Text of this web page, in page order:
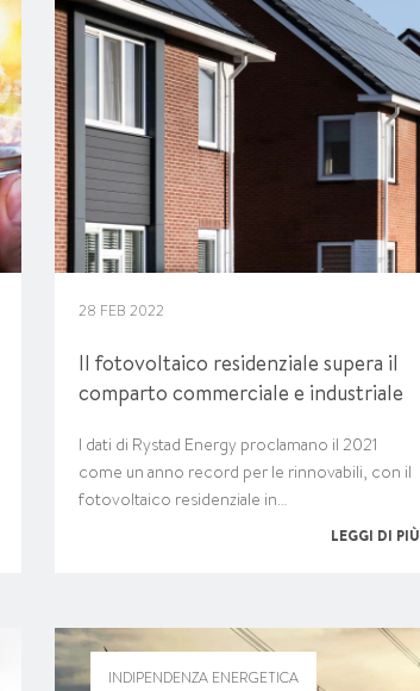
28 FEB 2022
Il fotovoltaico residenziale supera il
comparto commerciale e industriale
I dati di Rystad Energy proclamano il 2021
come un anno record per le rinnovabili, con il
fotovoltaico residenziale in…
LEGGI DI PIÙ
INDIPENDENZA ENERGETICA